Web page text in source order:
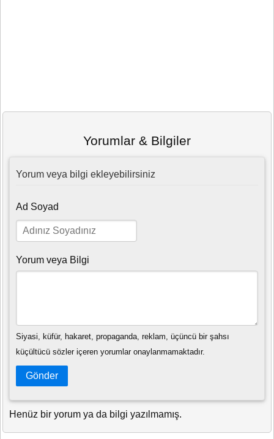
Yorumlar & Bilgiler
Yorum veya bilgi ekleyebilirsiniz
Ad Soyad
Yorum veya Bilgi
Siyasi, küfür, hakaret, propaganda, reklam, üçüncü bir şahsı
küçültücü sözler içeren yorumlar onaylanmamaktadır.
Gönder
Henüz bir yorum ya da bilgi yazılmamış.